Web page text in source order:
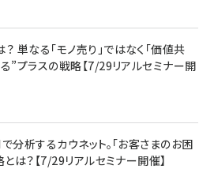
単なる「モノ売り」ではなく「価値共
”プラスの戦略【7/29リアルセミナー開
析するカウネット。「お客さまのお困
は？【7/29リアルセミナー開催】